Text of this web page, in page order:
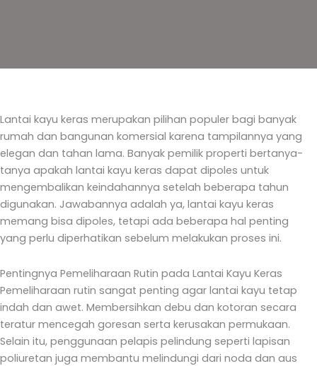
Lantai kayu keras merupakan pilihan populer bagi banyak
rumah dan bangunan komersial karena tampilannya yang
elegan dan tahan lama. Banyak pemilik properti bertanya-
tanya apakah lantai kayu keras dapat dipoles untuk
mengembalikan keindahannya setelah beberapa tahun
digunakan. Jawabannya adalah ya, lantai kayu keras
memang bisa dipoles, tetapi ada beberapa hal penting
yang perlu diperhatikan sebelum melakukan proses ini.
Pentingnya Pemeliharaan Rutin pada Lantai Kayu Keras
Pemeliharaan rutin sangat penting agar lantai kayu tetap
indah dan awet. Membersihkan debu dan kotoran secara
teratur mencegah goresan serta kerusakan permukaan.
Selain itu, penggunaan pelapis pelindung seperti lapisan
poliuretan juga membantu melindungi dari noda dan aus